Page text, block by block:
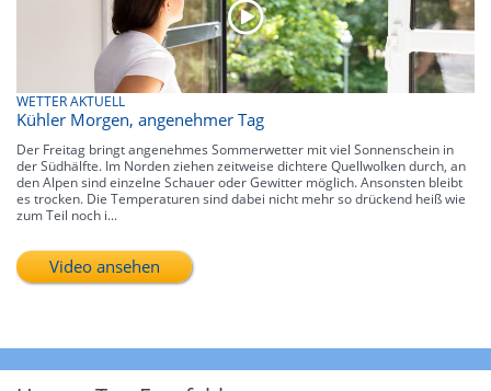
WETTER AKTUELL
Kühler Morgen, angenehmer Tag
Der Freitag bringt angenehmes Sommerwetter mit viel Sonnenschein in
der Südhälfte. Im Norden ziehen zeitweise dichtere Quellwolken durch, an
den Alpen sind einzelne Schauer oder Gewitter möglich. Ansonsten bleibt
es trocken. Die Temperaturen sind dabei nicht mehr so drückend heiß wie
zum Teil noch i...
Video ansehen